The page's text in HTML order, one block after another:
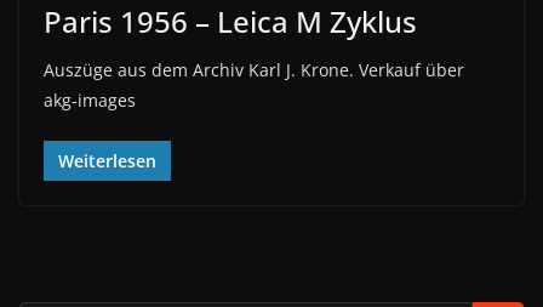
Paris 1956 – Leica M Zyklus
Auszüge aus dem Archiv Karl J. Krone. Verkauf über
akg-images
Weiterlesen